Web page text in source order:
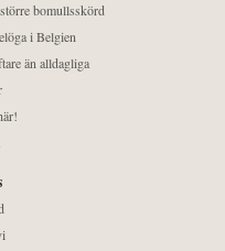
bomullsskörd
i Belgien
än alldagliga